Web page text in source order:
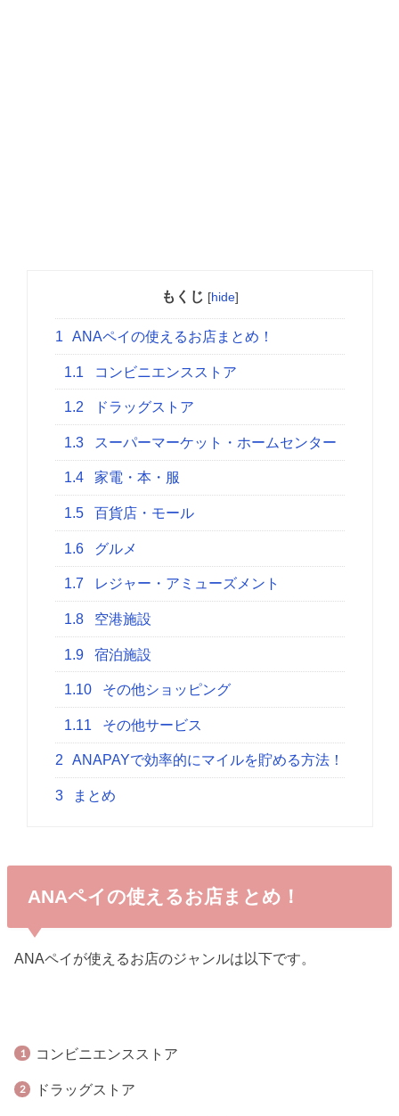
もくじ [hide]
1 ANAペイの使えるお店まとめ！
1.1 コンビニエンスストア
1.2 ドラッグストア
1.3 スーパーマーケット・ホームセンター
1.4 家電・本・服
1.5 百貨店・モール
1.6 グルメ
1.7 レジャー・アミューズメント
1.8 空港施設
1.9 宿泊施設
1.10 その他ショッピング
1.11 その他サービス
2 ANAPAYで効率的にマイルを貯める方法！
3 まとめ
ANAペイの使えるお店まとめ！
ANAペイが使えるお店のジャンルは以下です。
コンビニエンスストア
ドラッグストア